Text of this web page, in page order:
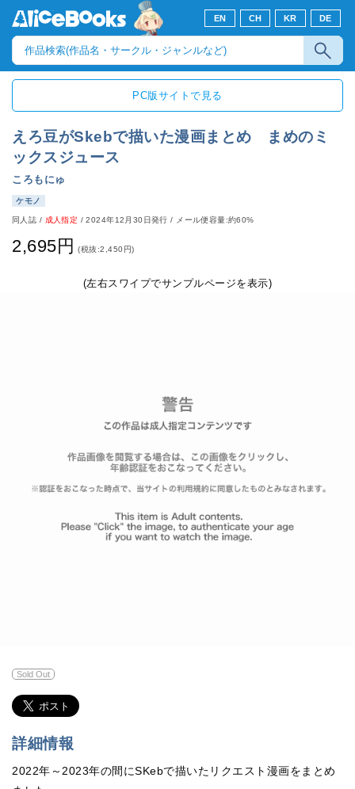
EN CH KR DE
PC版サイトで見る
えろ豆がSkebで描いた漫画まとめ まめのミ
ックスジュース
ころもにゅ
ケモノ
同人誌 / 成人指定 /2024年12月30日発行 / メール便容量:約60%
2,695円 (税抜:2,450円)
(左右スワイプでサンプルページを表示)
Sold Out
詳細情報
2022年～2023年の間にSKebで描いたリクエスト漫画をまとめ